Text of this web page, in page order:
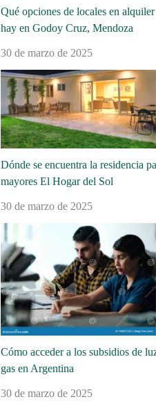
Qué opciones de locales en alquiler
hay en Godoy Cruz, Mendoza
30 de marzo de 2025
Dónde se encuentra la residencia
mayores El Hogar del Sol
30 de marzo de 2025
Cómo acceder a los subsidios de
gas en Argentina
30 de marzo de 2025